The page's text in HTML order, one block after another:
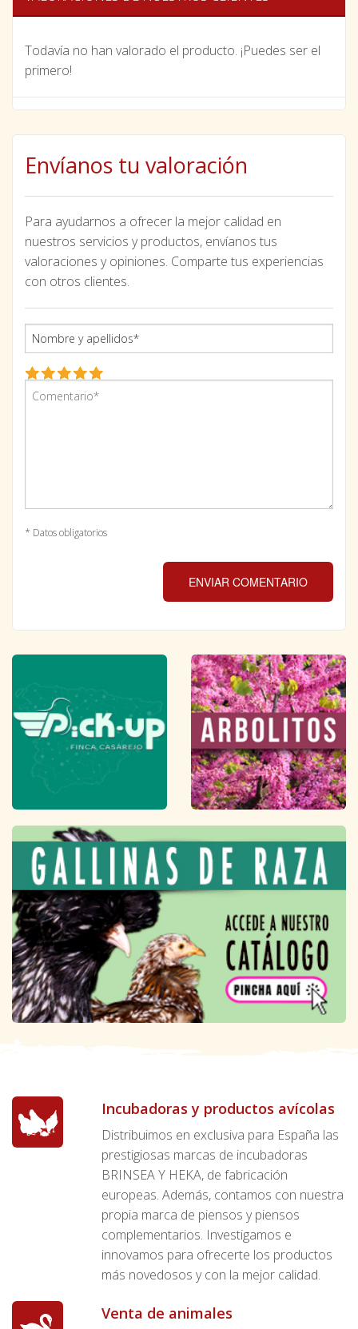
Todavía no han valorado el producto. ¡Puedes ser el
primero!
Envíanos tu valoración
Para ayudarnos a ofrecer la mejor calidad en
nuestros servicios y productos, envíanos tus
valoraciones y opiniones. Comparte tus experiencias
con otros clientes.
* Datos obligatorios
ENVIAR COMENTARIO
Incubadoras y productos avícolas
Distribuimos en exclusiva para España las
prestigiosas marcas de incubadoras
BRINSEA Y HEKA, de fabricación
europeas. Además, contamos con nuestra
propia marca de piensos y piensos
complementarios. Investigamos e
innovamos para ofrecerte los productos
más novedosos y con la mejor calidad.
Venta de animales